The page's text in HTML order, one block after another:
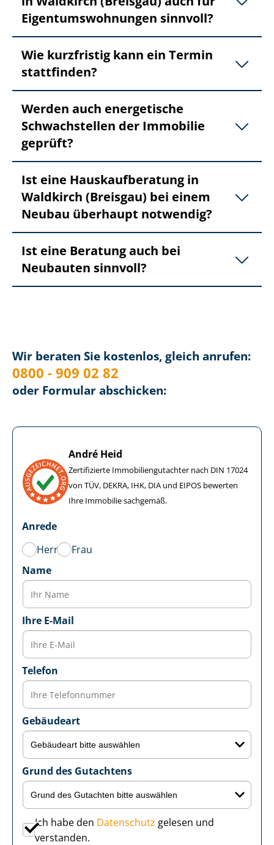
Ei­gen­tums­woh­nun­gen sinnvoll?
Wie kurzfristig kann ein Termin
stattfinden?
Werden auch energetische
Schwachstellen der Immobilie
geprüft?
Ist eine Haus­kauf­be­ra­tung in
Waldkirch (Breisgau) bei einem
Neubau überhaupt notwendig?
Ist eine Beratung auch bei
Neubauten sinnvoll?
Wir beraten Sie kostenlos, gleich anrufen:
0800 - 909 02 82
oder Formular abschicken:
André Heid
Zertifizierte Im­mo­bi­li­en­gut­ach­ter nach DIN 17024
von TÜV, DEKRA, IHK, DIA und EIPOS bewerten
Ihre Immobilie sachgemäß.
Anrede
Herr
Frau
Name
Ihre E-Mail
Telefon
Gebäudeart
Grund des Gutachtens
Ich habe den Datenschutz gelesen und
verstanden.